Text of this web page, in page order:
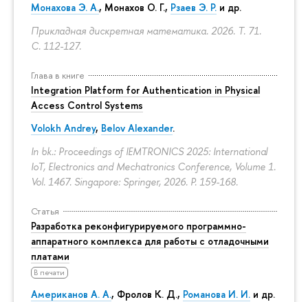
Монахова Э. А., Монахов О. Г., Рзаев Э. Р. и др.
Прикладная дискретная математика. 2026. Т. 71.
С. 112-127.
Глава в книге
Integration Platform for Authentication in Physical
Access Control Systems
Volokh Andrey, Belov Alexander.
In bk.: Proceedings of IEMTRONICS 2025: International
IoT, Electronics and Mechatronics Conference, Volume 1.
Vol. 1467. Singapore: Springer, 2026. P. 159-168.
Статья
Разработка реконфигурируемого программно-
аппаратного комплекса для работы с отладочными
платами
В печати
Американов А. А., Фролов К. Д., Романова И. И. и др.